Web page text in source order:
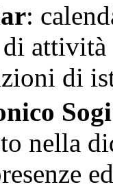
:
di
nella